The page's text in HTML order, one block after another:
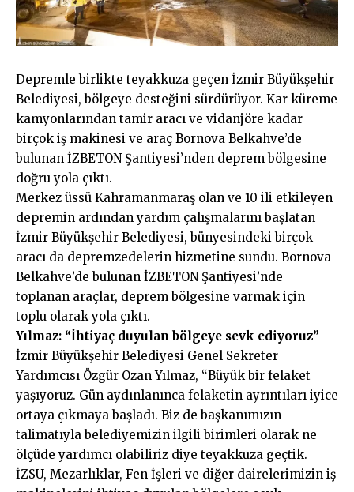
Depremle birlikte teyakkuza geçen İzmir Büyükşehir
Belediyesi, bölgeye desteğini sürdürüyor. Kar küreme
kamyonlarından tamir aracı ve vidanjöre kadar
birçok iş makinesi ve araç Bornova Belkahve’de
bulunan İZBETON Şantiyesi’nden deprem bölgesine
doğru yola çıktı.
Merkez üssü Kahramanmaraş olan ve 10 ili etkileyen
depremin ardından yardım çalışmalarını başlatan
İzmir Büyükşehir Belediyesi, bünyesindeki birçok
aracı da depremzedelerin hizmetine sundu. Bornova
Belkahve’de bulunan İZBETON Şantiyesi’nde
toplanan araçlar, deprem bölgesine varmak için
toplu olarak yola çıktı.
Yılmaz: “İhtiyaç duyulan bölgeye sevk ediyoruz”
İzmir Büyükşehir Belediyesi Genel Sekreter
Yardımcısı Özgür Ozan Yılmaz, “Büyük bir felaket
yaşıyoruz. Gün aydınlanınca felaketin ayrıntıları iyice
ortaya çıkmaya başladı. Biz de başkanımızın
talimatıyla belediyemizin ilgili birimleri olarak ne
ölçüde yardımcı olabiliriz diye teyakkuza geçtik.
İZSU, Mezarlıklar, Fen İşleri ve diğer dairelerimizin iş